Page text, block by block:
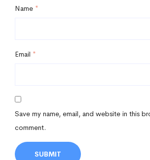
Name *
Email *
Save my name, email, and website in this
comment.